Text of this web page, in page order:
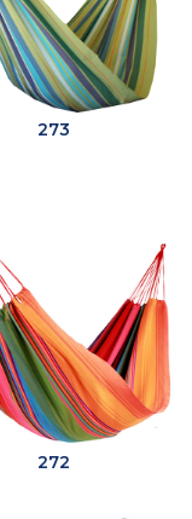
273
272